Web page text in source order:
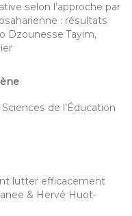
selon l’approche par
: résultats
Dzounesse Tayim,
de l’Éducation
lutter efficacement
& Hervé Huot-